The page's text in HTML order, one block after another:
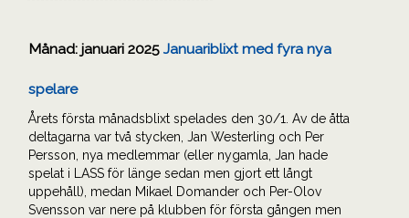
Månad: januari 2025 Januariblixt med fyra nya
spelare
Årets första månadsblixt spelades den 30/1. Av de åtta
deltagarna var två stycken, Jan Westerling och Per
Persson, nya medlemmar (eller nygamla, Jan hade
spelat i LASS för länge sedan men gjort ett långt
uppehåll), medan Mikael Domander och Per-Olov
Svensson var nere på klubben för första gången men